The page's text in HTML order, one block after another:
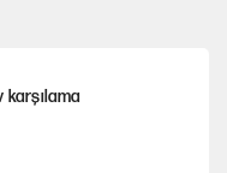
karşılama